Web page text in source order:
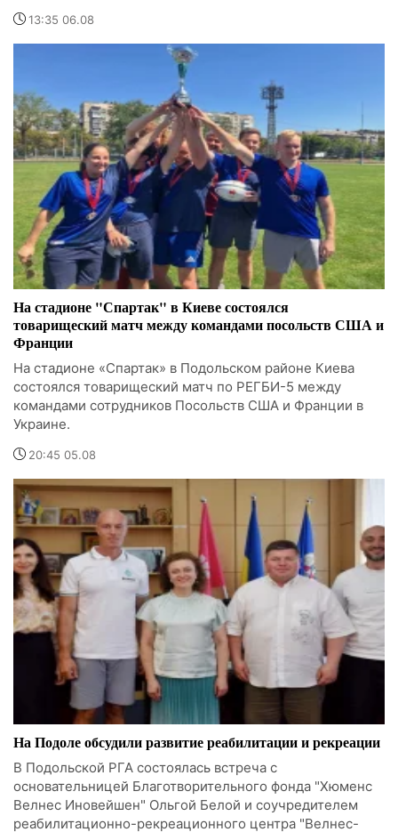
13:35 06.08
На стадионе "Спартак" в Киеве состоялся
товарищеский матч между командами посольств США и
Франции
На стадионе «Спартак» в Подольском районе Киева
состоялся товарищеский матч по РЕГБИ-5 между
командами сотрудников Посольств США и Франции в
Украине.
20:45 05.08
На Подоле обсудили развитие реабилитации и рекреации
В Подольской РГА состоялась встреча с
основательницей Благотворительного фонда "Хюменс
Велнес Иновейшен" Ольгой Белой и соучредителем
реабилитационно-рекреационного центра "Велнес-